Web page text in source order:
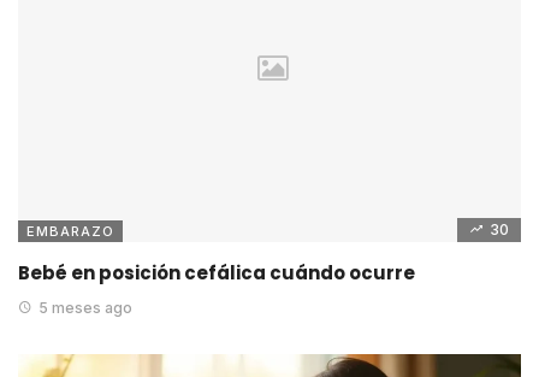
EMBARAZO 30
Bebé en posición cefálica cuándo ocurre
5 meses ago